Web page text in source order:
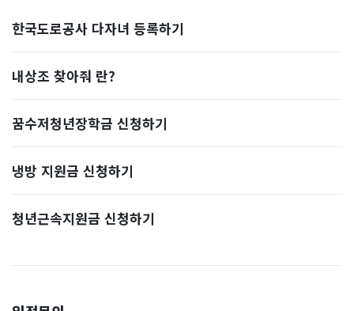
한국도로공사 다자녀 등록하기
내상조 찾아줘 란?
꿈수저청년장학금 신청하기
냉방 지원금 신청하기
청년근속지원금 신청하기